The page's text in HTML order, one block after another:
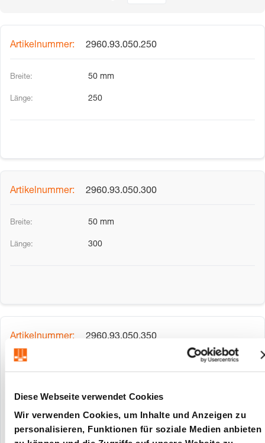
Diese Webseite verwendet Cookies
Wir verwenden Cookies, um Inhalte und Anzeigen zu
personalisieren, Funktionen für soziale Medien anbieten
2960.93.050.250
50 mm
250
2960.93.050.300
50 mm
300
2960.93.050.350